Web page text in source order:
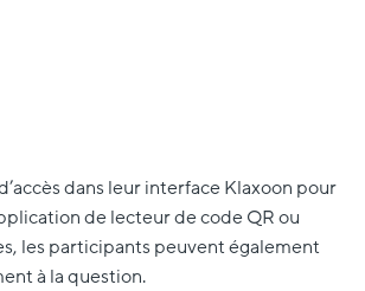
dans leur interface Klaxoon pour
de lecteur de code QR ou
les participants peuvent également
à la question.